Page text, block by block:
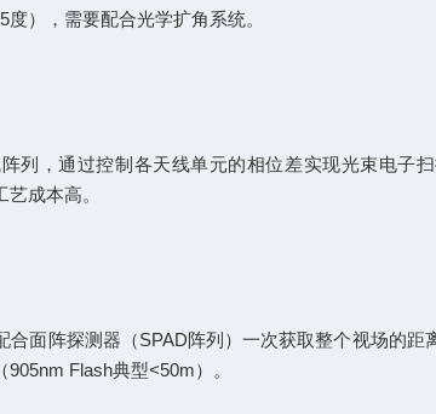
），需要配合光学扩角系统。
列，通过控制各天线单元的相位差实现光束电子
成本高。
合面阵探测器（SPAD阵列）一次获取整个视场的
Flash典型<50m）。